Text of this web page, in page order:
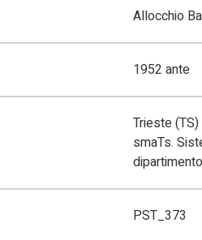
Allocchio
1952 ante
Trieste (TS)
smaTs.
PST_373